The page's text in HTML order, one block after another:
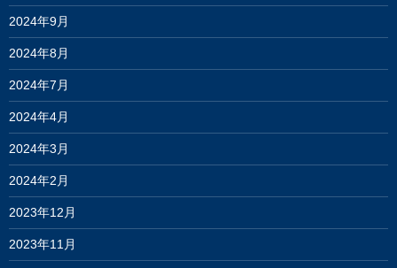
2024年9月
2024年8月
2024年7月
2024年4月
2024年3月
2024年2月
2023年12月
2023年11月